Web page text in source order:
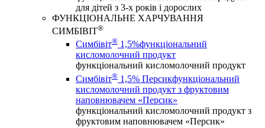
для дітей з 3-х років і дорослих
ФУНКЦІОНАЛЬНЕ ХАРЧУВАННЯ
СИМБІВІТ®
Симбівіт® 1,5%функціональний
кисломолочний продукт
функціональний кисломолочний продукт
Симбівіт® 1,5% Персикфункціональний
кисломолочний продукт з фруктовим
наповнювачем «Персик»
функціональний кисломолочний продукт з
фруктовим наповнювачем «Персик»